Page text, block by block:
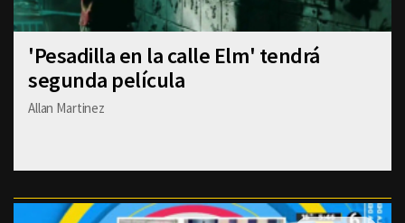
'Pesadilla en la calle Elm' tendrá
segunda película
Allan Martinez